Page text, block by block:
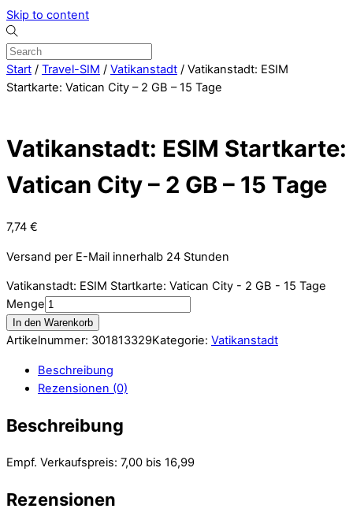
Skip to content
Start / Travel-SIM / Vatikanstadt / Vatikanstadt: ESIM
Startkarte: Vatican City – 2 GB – 15 Tage
Vatikanstadt: ESIM Startkarte:
Vatican City – 2 GB – 15 Tage
7,74 €
Versand per E-Mail innerhalb 24 Stunden
Vatikanstadt: ESIM Startkarte: Vatican City - 2 GB - 15 Tage
Menge
In den Warenkorb
Artikelnummer: 301813329Kategorie: Vatikanstadt
Beschreibung
Rezensionen (0)
Beschreibung
Empf. Verkaufspreis: 7,00 bis 16,99
Rezensionen